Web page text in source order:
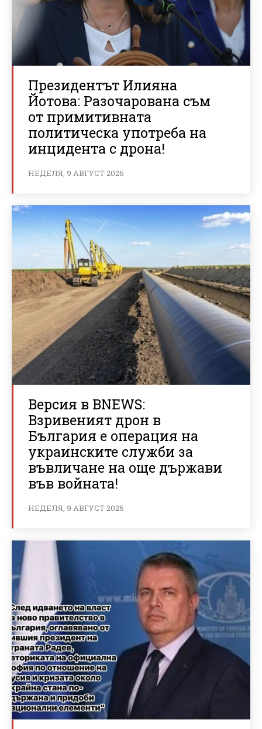
Президентът Илияна
Йотова: Разочарована съм
от примитивната
политическа употреба на
инцидента с дрона!
НЕДЕЛЯ, 9 АВГУСТ 2026
Версия в BNEWS:
Взривеният дрон в
България е операция на
украинските служби за
въвличане на още държави
във войната!
НЕДЕЛЯ, 9 АВГУСТ 2026